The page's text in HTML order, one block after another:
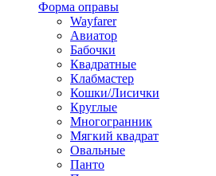
Форма оправы
Wayfarer
Авиатор
Бабочки
Квадратные
Клабмастер
Кошки/Лисички
Круглые
Многогранник
Мягкий квадрат
Овальные
Панто